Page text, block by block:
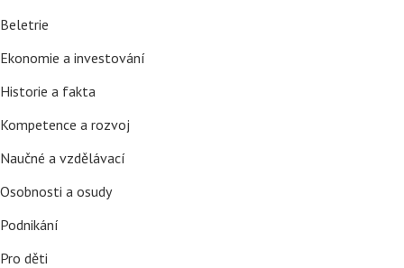
Beletrie
Ekonomie a investování
Historie a fakta
Kompetence a rozvoj
Naučné a vzdělávací
Osobnosti a osudy
Podnikání
Pro děti